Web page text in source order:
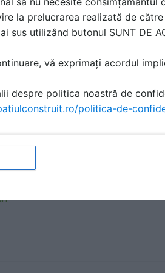
de instalare GEBERIT - Geberit
TEHNICA | 1 P | LIMBA: RO
pentru pietris GEBERIT -
la prelucrarea realizată de
sus utilizând butonul SUNT DE
vă exprimați acordul
despre politica noastră de
politica-de-